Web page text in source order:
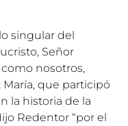
singular del
Señor
nosotros,
María, que participó
la historia de la
Redentor “por el